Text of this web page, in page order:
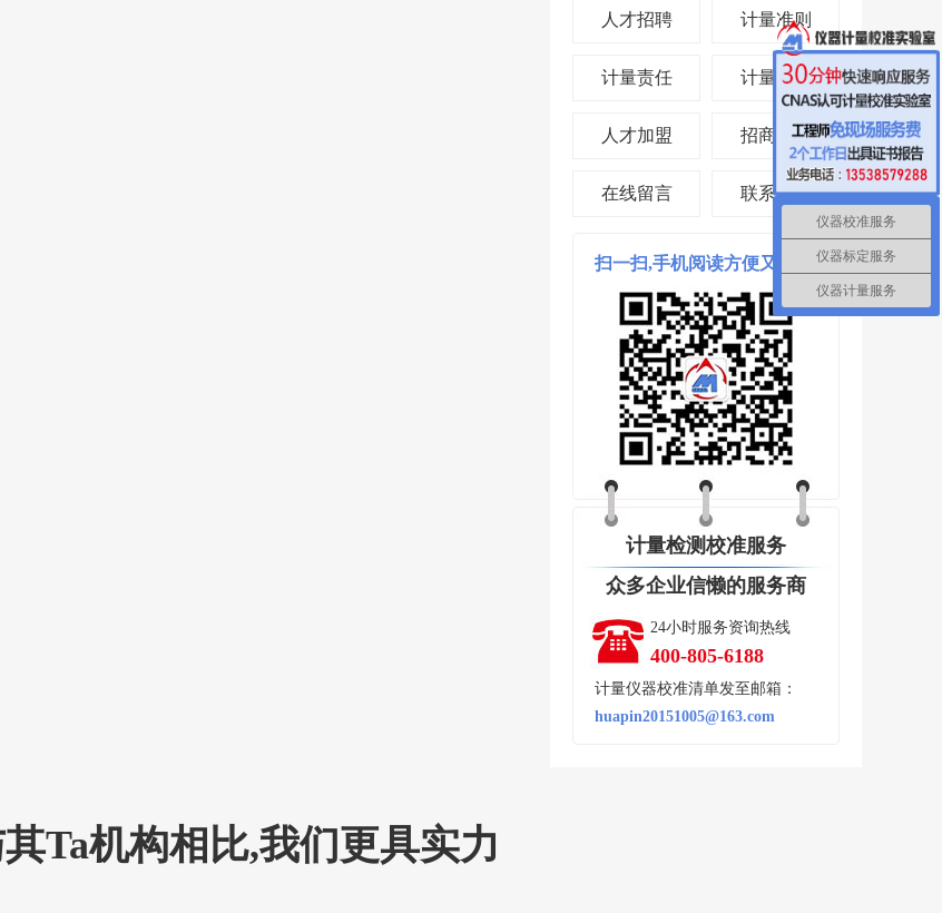
人才招聘 计量准则
计量责任 计量投资
人才加盟 招商合作
在线留言 联系我们
扫一扫,手机阅读方便又省时!
计量检测校准服务
众多企业信懒的服务商
24小时服务资询热线
400-805-6188
计量仪器校准清单发至邮箱：
huapin20151005@163.com
Ta机构相比,我们更具实力
仪器校准服务
仪器标定服务
仪器计量服务